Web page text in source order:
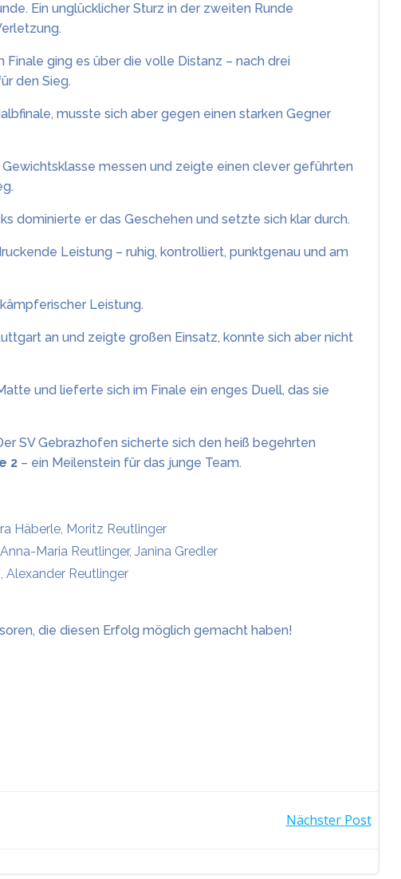
Ein unglücklicher Sturz in der zweiten Runde
ging es über die volle Distanz – nach drei
den Sieg.
musste sich aber gegen einen starken Gegner
messen und zeigte einen clever geführten
dominierte er das Geschehen und setzte sich klar durch.
Leistung – ruhig, kontrolliert, punktgenau und am
Leistung.
an und zeigte großen Einsatz, konnte sich aber nicht
und lieferte sich im Finale ein enges Duell, das sie
SV Gebrazhofen sicherte sich den heiß begehrten
2 – ein Meilenstein für das junge Team.
Häberle, Moritz Reutlinger
Maria Reutlinger, Janina Gredler
Alexander Reutlinger
die diesen Erfolg möglich gemacht haben!
Nächster Post